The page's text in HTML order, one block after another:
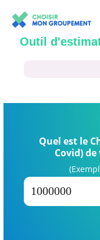
contenu
Outil
Quel est le
Covid)